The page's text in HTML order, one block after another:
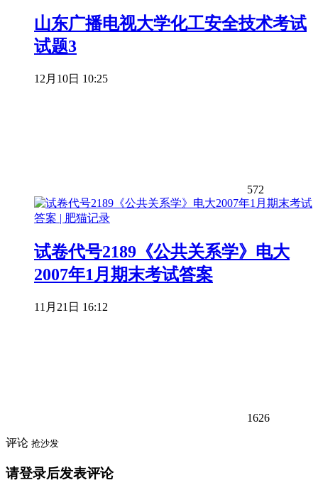
山东广播电视大学化工安全技术考试
试题3
12月10日 10:25
572
试卷代号2189《公共关系学》电大
2007年1月期末考试答案
11月21日 16:12
1626
评论 抢沙发
请登录后发表评论